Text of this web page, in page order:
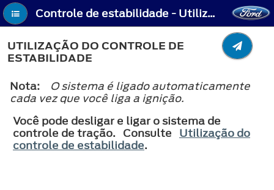
Controle de estabilidade - Utilização do controle de estabilidade
UTILIZAÇÃO DO CONTROLE DE
ESTABILIDADE
Nota:
O sistema é ligado automaticamente
cada vez que você liga a ignição.
Você pode desligar e ligar o sistema de
controle de tração. Consulte Utilização do
controle de estabilidade.